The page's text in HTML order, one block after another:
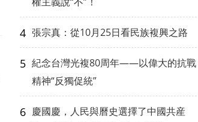
4 張宗真：從10月25日看民族複興之路
5 紀念台灣光複80周年——以偉大的抗戰
精神“反獨促統”
6 慶國慶，人民與曆史選擇了中國共産